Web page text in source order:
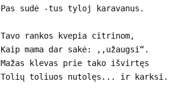
Pas sudė -tus tyloj karavanus.
Tavo rankos kvepia citrinom,
Kaip mama dar sakė: ,,užaugsi“.
Mažas klevas prie tako išvirtęs
Tolių toliuos nutolęs... ir karksi.